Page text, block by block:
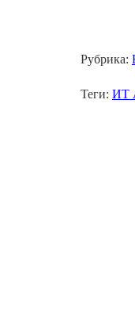
Рубрика:
Теги: ИТ